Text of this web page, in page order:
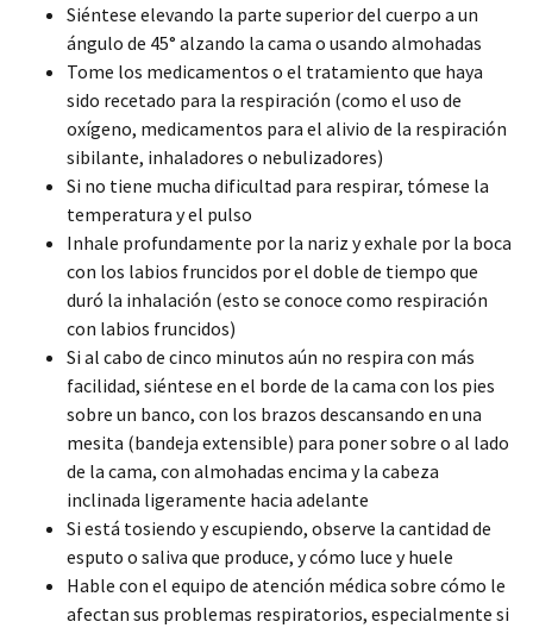
Siéntese elevando la parte superior del cuerpo a un
ángulo de 45° alzando la cama o usando almohadas
Tome los medicamentos o el tratamiento que haya
sido recetado para la respiración (como el uso de
oxígeno, medicamentos para el alivio de la respiración
sibilante, inhaladores o nebulizadores)
Si no tiene mucha dificultad para respirar, tómese la
temperatura y el pulso
Inhale profundamente por la nariz y exhale por la boca
con los labios fruncidos por el doble de tiempo que
duró la inhalación (esto se conoce como respiración
con labios fruncidos)
Si al cabo de cinco minutos aún no respira con más
facilidad, siéntese en el borde de la cama con los pies
sobre un banco, con los brazos descansando en una
mesita (bandeja extensible) para poner sobre o al lado
de la cama, con almohadas encima y la cabeza
inclinada ligeramente hacia adelante
Si está tosiendo y escupiendo, observe la cantidad de
esputo o saliva que produce, y cómo luce y huele
Hable con el equipo de atención médica sobre cómo le
afectan sus problemas respiratorios, especialmente si